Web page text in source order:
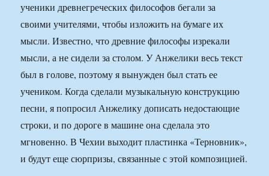
ученики древнегреческих философов бегали за
своими учителями, чтобы изложить на бумаге их
мысли. Известно, что древние философы изрекали
мысли, а не сидели за столом. У Анжелики весь текст
был в голове, поэтому я вынужден был стать ее
учеником. Когда сделали музыкальную конструкцию
песни, я попросил Анжелику дописать недостающие
строки, и по дороге в машине она сделала это
мгновенно. В Чехии выходит пластинка «Терновник»,
и будут еще сюрпризы, связанные с этой композицией.